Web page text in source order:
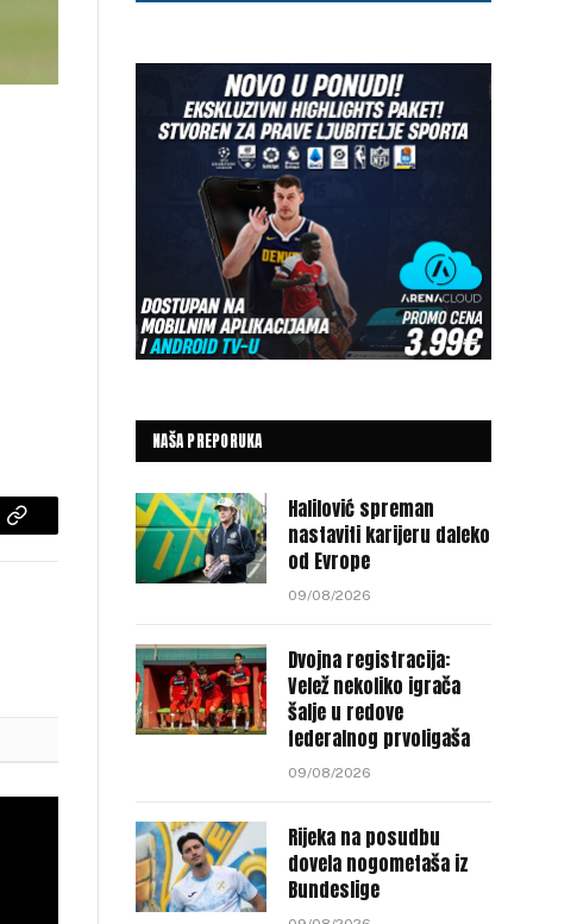
Copy
NAŠA PREPORUKA
Halilović spreman
nastaviti karijeru daleko
od Evrope
09/08/2026
Dvojna registracija:
Velež nekoliko igrača
šalje u redove
federalnog prvoligaša
09/08/2026
Rijeka na posudbu
dovela nogometaša iz
Bundeslige